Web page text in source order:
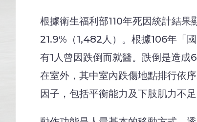
根據衛生福利部110年死因統計結
21.9%（1,482人）。根據106年「
有1人曾因跌倒而就醫。跌倒是造
在室外，其中室內跌傷地點排行依
因子，包括平衡能力及下肢肌力不